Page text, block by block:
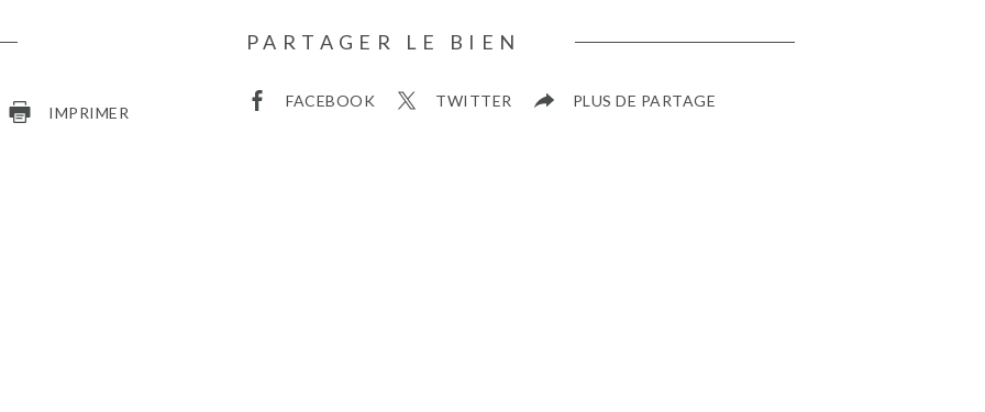
IMPRIMER
PARTAGER LE BIEN
FACEBOOK TWITTER PLUS DE PARTAGE